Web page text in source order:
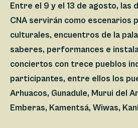
Entre el 9 y el 13 de agosto, las
CNA servirán como escenarios
culturales, encuentros de la
saberes, performances e
conciertos con trece pueblos
participantes, entre ellos los
Arhuacos, Gunadule, Murui del
Emberas, Kamentsá, Wiwas,